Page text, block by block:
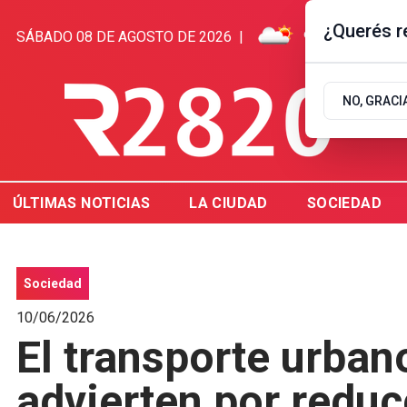
SÁBADO 08 DE AGOSTO DE 2026 | 9.9ºC |
ÚLTIMAS NOTICIAS LA CIUDAD SOCIEDAD
Sociedad
10/06/2026
El transporte
¿Querés
NO,